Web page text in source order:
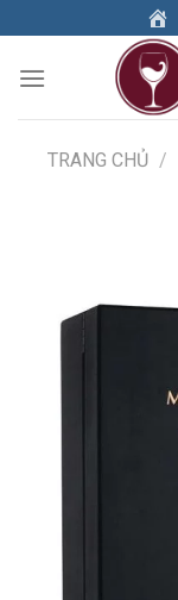
to
content
TRANG CHỦ /